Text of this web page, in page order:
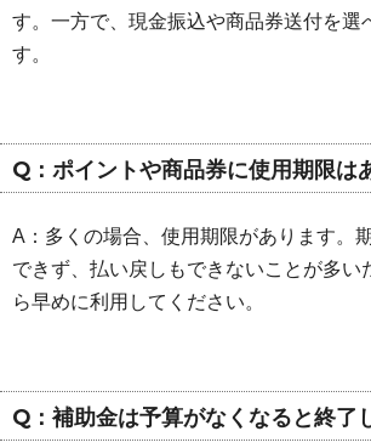
す。一方で、現金振込や商品券送付を選
す。
Q：ポイントや商品券に使用期限は
A：多くの場合、使用期限があります。
できず、払い戻しもできないことが多い
ら早めに利用してください。
Q：補助金は予算がなくなると終了